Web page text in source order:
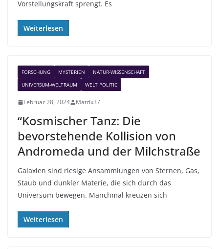
Vorstellungskraft sprengt. Es
Weiterlesen
FORSCHUNG MYSTERIEN
NATUR-WISSENSCHAFT
UNIVERSUM-WELTRAUM
WELT POLITIC
Februar 28, 2024 Matrix37
“Kosmischer Tanz: Die
bevorstehende Kollision von
Andromeda und der Milchstraße
Galaxien sind riesige Ansammlungen von Sternen, Gas,
Staub und dunkler Materie, die sich durch das
Universum bewegen. Manchmal kreuzen sich
Weiterlesen